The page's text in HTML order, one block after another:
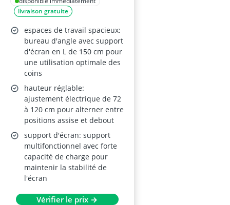
livraison gratuite
espaces de travail spacieux:
bureau d'angle avec support
d'écran en L de 150 cm pour
une utilisation optimale des
coins
hauteur réglable:
ajustement électrique de 72
à 120 cm pour alterner entre
positions assise et debout
support d'écran: support
multifonctionnel avec forte
capacité de charge pour
maintenir la stabilité de
l'écran
Vérifier le prix →